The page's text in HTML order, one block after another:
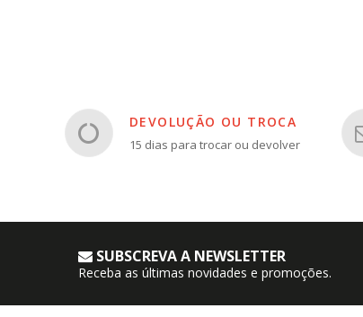
DEVOLUÇÃO OU TROCA
15 dias para trocar ou devolver
SUBSCREVA A NEWSLETTER
Receba as últimas novidades e promoções.